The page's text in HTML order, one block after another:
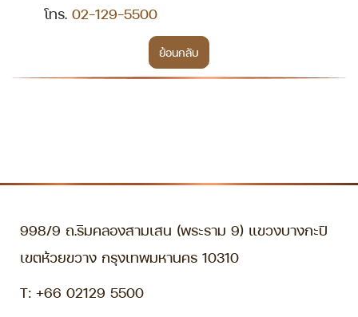
โทร. 02-129-5500
ย้อนกลับ
998/9 ถ.ริมคลองสามเสน (พระราม 9) แขวงบางกะปิ
เขตห้วยขวาง กรุงเทพมหานคร 10310
T: +66 02129 5500